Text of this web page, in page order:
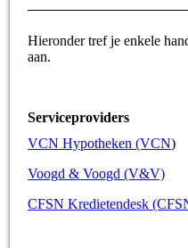
Hieronder tref je enkele
aan.
Serviceproviders
VCN Hypotheken (VCN)
Voogd & Voogd (V&V)
CFSN Kredietendesk